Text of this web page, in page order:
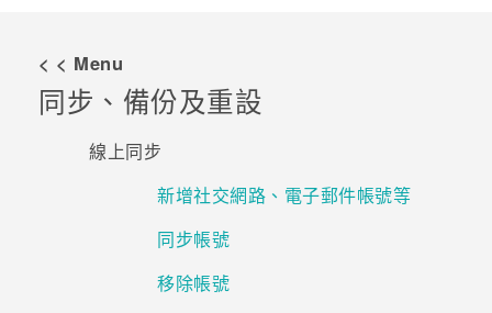
< < Menu
同步、備份及重設
線上同步
新增社交網路、電子郵件帳號等
同步帳號
移除帳號